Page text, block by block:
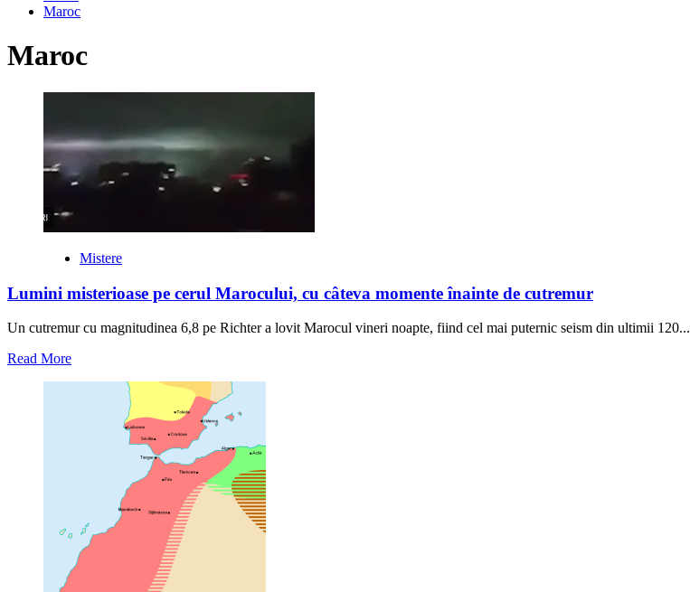
Maroc
Maroc
Mistere
Lumini misterioase pe cerul Marocului, cu câteva momente înainte de cutremur
Un cutremur cu magnitudinea 6,8 pe Richter a lovit Marocul vineri noapte, fiind cel mai puternic seism din ultimii 120...
Read MoreRead
misterioase
momente
înainte
de
cutremur